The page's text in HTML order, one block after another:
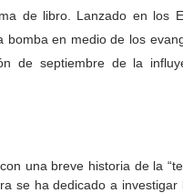
de libro. Lanzado en los
bomba en medio de los
de septiembre de la
una breve historia de la
se ha dedicado a investigar